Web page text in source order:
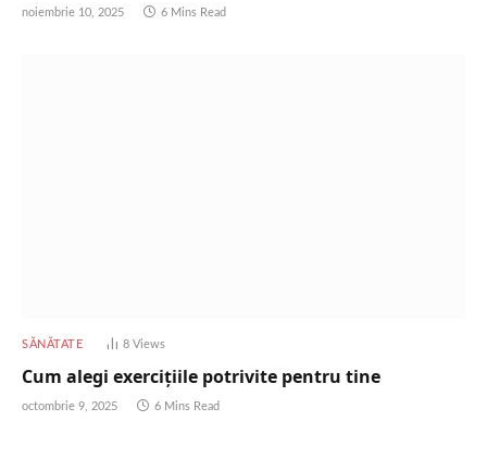
noiembrie 10, 2025 6 Mins Read
SĂNĂTATE 8Views
Cum alegi exercițiile potrivite pentru tine
octombrie 9, 2025 6 Mins Read